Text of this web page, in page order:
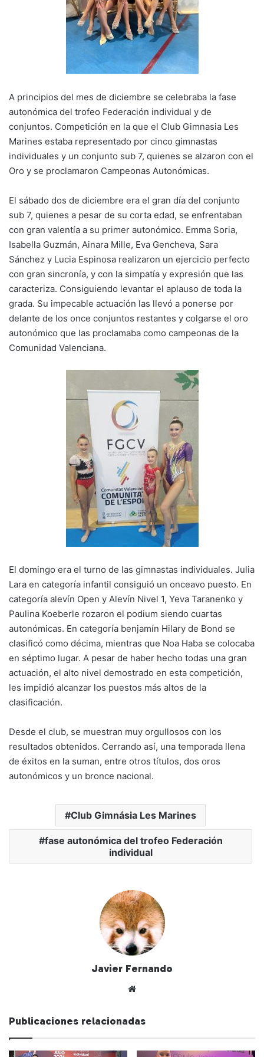
k
A principios del mes de diciembre se celebraba la fase
autonómica del trofeo Federación individual y de
conjuntos. Competición en la que el Club Gimnasia Les
Marines estaba representado por cinco gimnastas
individuales y un conjunto sub 7, quienes se alzaron con el
Oro y se proclamaron Campeonas Autonómicas.
El sábado dos de diciembre era el gran día del conjunto
sub 7, quienes a pesar de su corta edad, se enfrentaban
con gran valentía a su primer autonómico. Emma Soria,
Isabella Guzmán, Ainara Mille, Eva Gencheva, Sara
Sánchez y Lucia Espinosa realizaron un ejercicio perfecto
con gran sincronía, y con la simpatía y expresión que las
caracteriza. Consiguiendo levantar el aplauso de toda la
grada. Su impecable actuación las llevó a ponerse por
delante de los once conjuntos restantes y colgarse el oro
autonómico que las proclamaba como campeonas de la
Comunidad Valenciana.
El domingo era el turno de las gimnastas individuales. Julia
Lara en categoría infantil consiguió un onceavo puesto. En
categoría alevín Open y Alevín Nivel 1, Yeva Taranenko y
Paulina Koeberle rozaron el podium siendo cuartas
autonómicas. En categoría benjamín Hilary de Bond se
clasificó como décima, mientras que Noa Haba se colocaba
en séptimo lugar. A pesar de haber hecho todas una gran
actuación, el alto nivel demostrado en esta competición,
les impidió alcanzar los puestos más altos de la
clasificación.
Desde el club, se muestran muy orgullosos con los
resultados obtenidos. Cerrando así, una temporada llena
de éxitos en la suman, entre otros títulos, dos oros
autonómicos y un bronce nacional.
Club Gimnásia Les Marines
fase autonómica del trofeo Federación
individual
Javier Fernando
we
Publicaciones relacionadas